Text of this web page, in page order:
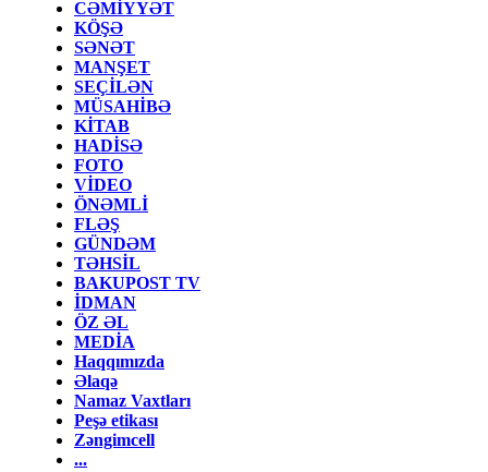
CƏMİYYƏT
KÖŞƏ
SƏNƏT
MANŞET
SEÇİLƏN
MÜSAHİBƏ
KİTAB
HADİSƏ
FOTO
VİDEO
ÖNƏMLİ
FLƏŞ
GÜNDƏM
TƏHSİL
BAKUPOST TV
İDMAN
ÖZ ƏL
MEDİA
Haqqımızda
Əlaqə
Namaz Vaxtları
Peşə etikası
Zəngimcell
...